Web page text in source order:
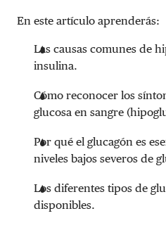
En este artículo aprenderás:
Las causas comunes de
insulina.
Cómo reconocer los
glucosa en sangre
Por qué el glucagón es
niveles bajos severos de
Los diferentes tipos de
disponibles.